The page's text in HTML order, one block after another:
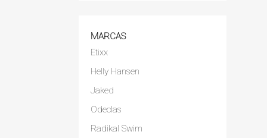
MARCAS
Etixx
Helly Hansen
Jaked
Odeclas
Radikal Swim